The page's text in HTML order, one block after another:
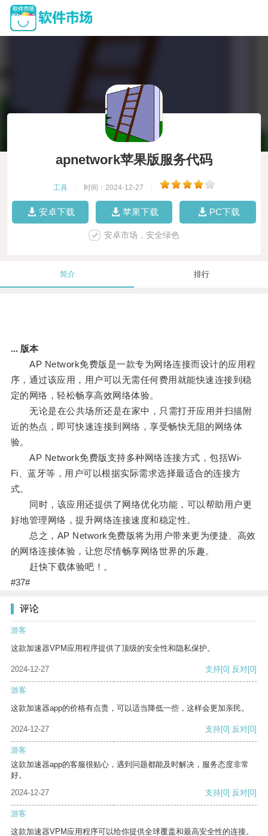
apnetwork苹果版服务代码
工具 时间：2024-12-27
安卓下载 苹果下载 PC下载
安卓市场，安全绿色
简介 排行
... 版本
AP Network免费版是一款专为网络连接而设计的应用程
序，通过该应用，用户可以无需任何费用就能快速连接到稳
定的网络，轻松畅享高效网络体验。
无论是在公共场所还是在家中，只需打开应用并扫描附
近的热点，即可快速连接到网络，享受畅快无阻的网络体
验。
AP Network免费版支持多种网络连接方式，包括Wi-
Fi、蓝牙等，用户可以根据实际需求选择最适合的连接方
式。
同时，该应用还提供了网络优化功能，可以帮助用户更
好地管理网络，提升网络连接速度和稳定性。
总之，AP Network免费版将为用户带来更为便捷、高效
的网络连接体验，让您尽情畅享网络世界的乐趣。
赶快下载体验吧！。
#37#
评论
游客
这款加速器VPM应用程序提供了顶级的安全性和隐私保护。
2024-12-27 支持[0] 反对[0]
游客
这款加速器app的价格有点贵，可以适当降低一些，这样会更加亲民。
2024-12-27 支持[0] 反对[0]
游客
这款加速器app的客服很贴心，遇到问题都能及时解决，服务态度非常
好。
2024-12-27
支持[0] 反对[0]
游客
这款加速器VPM应用程序可以给你提供全球覆盖和最高安全性的连接。